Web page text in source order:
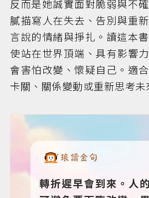
反而是她誠實面對脆弱與不
膩描寫人在失去、告別與重
言說的情緒與掙扎。讀這本
使站在世界頂端、具有影響
會害怕改變、懷疑自己。適
卡關、關係變動或重新思考未